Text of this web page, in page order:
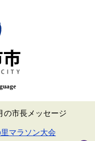
の市長メッセージ
マラソン大会